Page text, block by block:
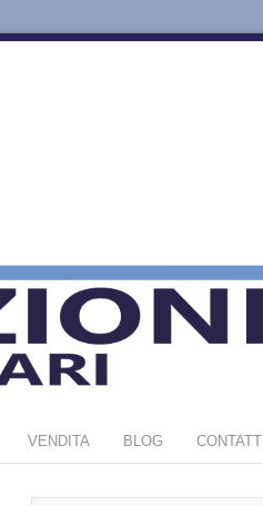
VENDITA BLOG CONTATTI